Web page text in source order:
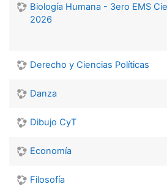
Biología Humana - 3ero EMS
2026
Derecho y Ciencias Políticas
Danza
Dibujo CyT
Economía
Filosofía